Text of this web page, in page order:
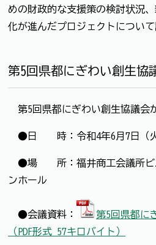
めの財政的な支援策の検討状況
化が進んだプロジェクトについて
第5回県都にぎわい創生協
第5回県都にぎわい創生協議会
●日 時：令和4年6月7日（火
●場 所：福井商工会議所ビ
ンホール
●会議資料：
第5回県都に
（PDF形式 57キロバイト）